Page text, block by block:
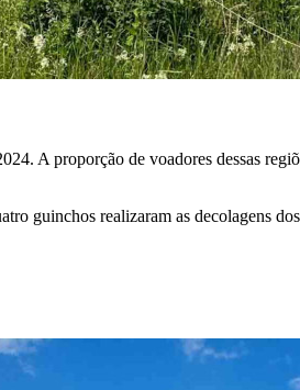
A proporção de voadores dessas
guinchos realizaram as decolagens